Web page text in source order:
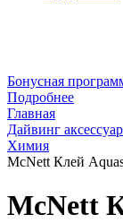
Бонусная
Подробнее
Главная
Дайвинг
Химия
McNett Клей
McNett